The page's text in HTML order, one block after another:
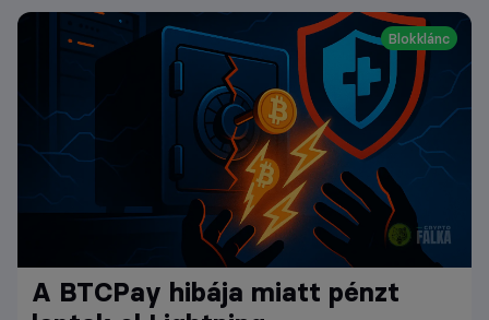
Blokklánc
A BTCPay hibája miatt pénzt